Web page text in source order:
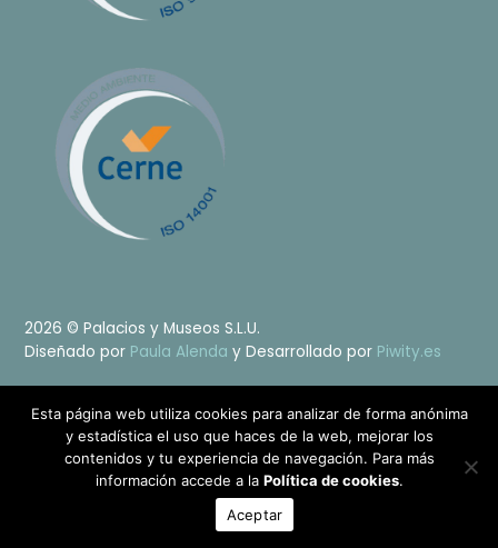
2026 © Palacios y Museos S.L.U.
Diseñado por Paula Alenda y Desarrollado por Piwity.es
Política de privacidad Política de cookies Aviso legal
Esta página web utiliza cookies para analizar de forma anónima
y estadística el uso que haces de la web, mejorar los
contenidos y tu experiencia de navegación. Para más
información accede a la Política de cookies.
Aceptar